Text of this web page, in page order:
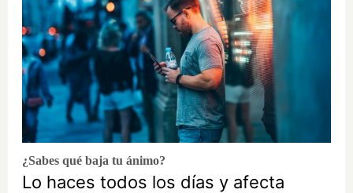
¿Sabes qué baja tu ánimo?
Lo haces todos los días y afecta